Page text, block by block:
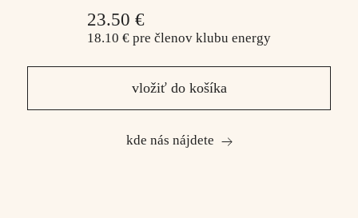
23.50 €
18.10 € pre členov klubu energy
vložiť do košíka
kde nás nájdete